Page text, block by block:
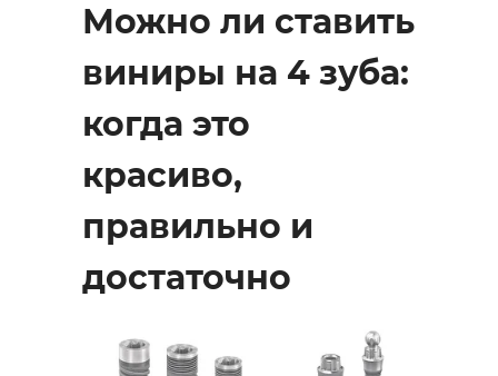
Можно ли ставить
виниры на 4 зуба:
когда это
красиво,
правильно и
достаточно